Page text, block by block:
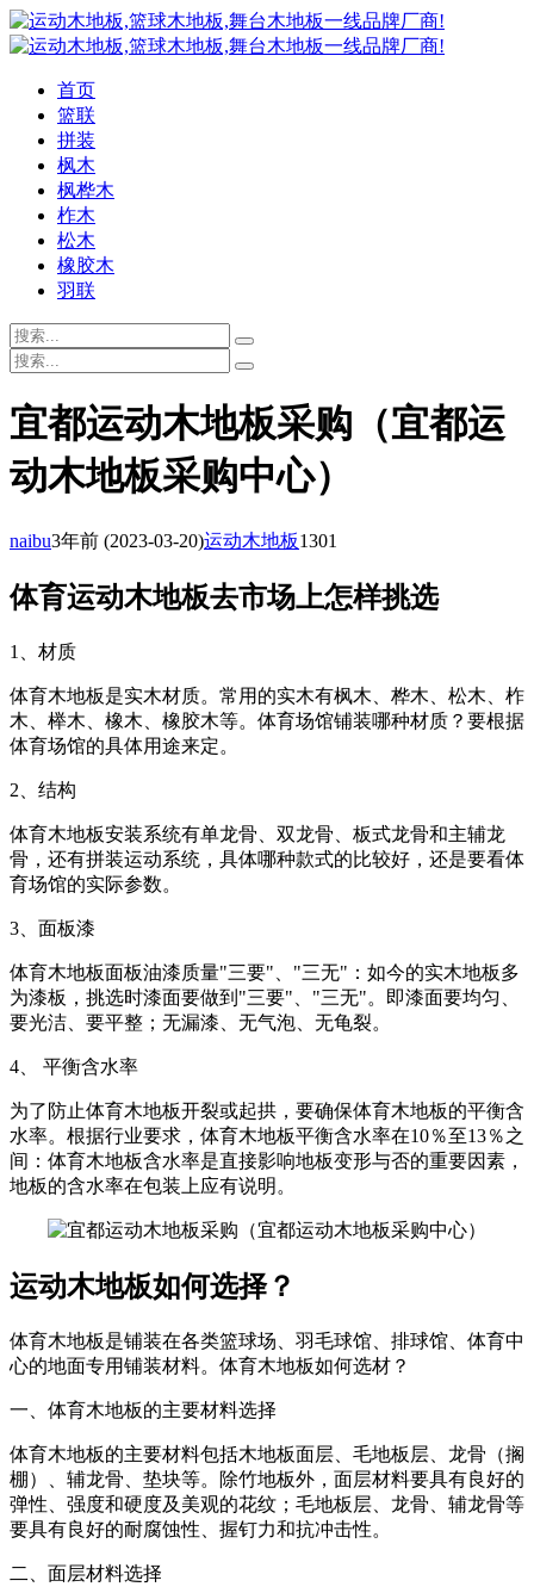
首页
篮联
拼装
枫木
枫桦木
柞木
松木
橡胶木
羽联
宜都运动木地板采购（宜都运
动木地板采购中心）
naibu3年前 (2023-03-20)运动木地板1301
体育运动木地板去市场上怎样挑选
1、材质
体育木地板是实木材质。常用的实木有枫木、桦木、松木、柞
木、榉木、橡木、橡胶木等。体育场馆铺装哪种材质？要根据
体育场馆的具体用途来定。
2、结构
体育木地板安装系统有单龙骨、双龙骨、板式龙骨和主辅龙
骨，还有拼装运动系统，具体哪种款式的比较好，还是要看体
育场馆的实际参数。
3、面板漆
体育木地板面板油漆质量"三要"、"三无"：如今的实木地板多
为漆板，挑选时漆面要做到"三要"、"三无"。即漆面要均匀、
要光洁、要平整；无漏漆、无气泡、无龟裂。
4、 平衡含水率
为了防止体育木地板开裂或起拱，要确保体育木地板的平衡含
水率。根据行业要求，体育木地板平衡含水率在10％至13％之
间：体育木地板含水率是直接影响地板变形与否的重要因素，
地板的含水率在包装上应有说明。
运动木地板如何选择？
体育木地板是铺装在各类篮球场、羽毛球馆、排球馆、体育中
心的地面专用铺装材料。体育木地板如何选材？
一、体育木地板的主要材料选择
体育木地板的主要材料包括木地板面层、毛地板层、龙骨（搁
棚）、辅龙骨、垫块等。除竹地板外，面层材料要具有良好的
弹性、强度和硬度及美观的花纹；毛地板层、龙骨、辅龙骨等
要具有良好的耐腐蚀性、握钉力和抗冲击性。
二、面层材料选择